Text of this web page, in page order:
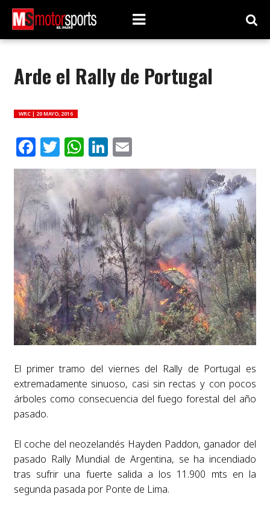
Arde el Rally de Portugal
WRC | 20 MAYO, 2016
Facebook
Twitter
WhatsApp
LinkedIn
Email
El primer tramo del viernes del Rally de Portugal es
extremadamente sinuoso, casi sin rectas y con pocos
árboles como consecuencia del fuego forestal del año
pasado.
El coche del neozelandés Hayden Paddon, ganador del
pasado Rally Mundial de Argentina, se ha incendiado
tras sufrir una fuerte salida a los 11.900 mts en la
segunda pasada por Ponte de Lima.